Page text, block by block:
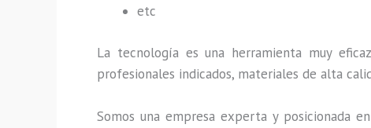
etc
La tecnología es una herramienta muy
profesionales indicados, materiales de alta
Somos una empresa experta y posicionada